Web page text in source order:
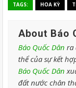
TAGS: HOA KỲ
About Báo
Báo Quốc Dân ra
thể của sự kết
Báo Quốc Dân
đất nước chân